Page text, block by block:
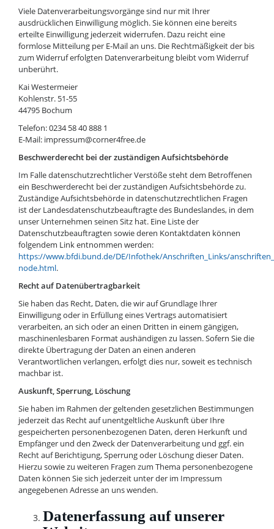
Viele Datenverarbeitungsvorgänge sind nur mit Ihrer
ausdrücklichen Einwilligung möglich. Sie können eine bereits
erteilte Einwilligung jederzeit widerrufen. Dazu reicht eine
formlose Mitteilung per E-Mail an uns. Die Rechtmäßigkeit der bis
zum Widerruf erfolgten Datenverarbeitung bleibt vom Widerruf
unberührt.
Kai Westermeier
Kohlenstr. 51-55
44795 Bochum
Telefon: 0234 58 40 888 1
E-Mail: impressum@corner4free.de
Beschwerderecht bei der zuständigen Aufsichtsbehörde
Im Falle datenschutzrechtlicher Verstöße steht dem Betroffenen
ein Beschwerderecht bei der zuständigen Aufsichtsbehörde zu.
Zuständige Aufsichtsbehörde in datenschutzrechtlichen Fragen
ist der Landesdatenschutzbeauftragte des Bundeslandes, in dem
unser Unternehmen seinen Sitz hat. Eine Liste der
Datenschutzbeauftragten sowie deren Kontaktdaten können
folgendem Link entnommen werden:
https://www.bfdi.bund.de/DE/Infothek/Anschriften_Links/
node.html.
Recht auf Datenübertragbarkeit
Sie haben das Recht, Daten, die wir auf Grundlage Ihrer
Einwilligung oder in Erfüllung eines Vertrags automatisiert
verarbeiten, an sich oder an einen Dritten in einem gängigen,
maschinenlesbaren Format aushändigen zu lassen. Sofern Sie die
direkte Übertragung der Daten an einen anderen
Verantwortlichen verlangen, erfolgt dies nur, soweit es technisch
machbar ist.
Auskunft, Sperrung, Löschung
Sie haben im Rahmen der geltenden gesetzlichen Bestimmungen
jederzeit das Recht auf unentgeltliche Auskunft über Ihre
gespeicherten personenbezogenen Daten, deren Herkunft und
Empfänger und den Zweck der Datenverarbeitung und ggf. ein
Recht auf Berichtigung, Sperrung oder Löschung dieser Daten.
Hierzu sowie zu weiteren Fragen zum Thema personenbezogene
Daten können Sie sich jederzeit unter der im Impressum
angegebenen Adresse an uns wenden.
Datenerfassung auf unserer